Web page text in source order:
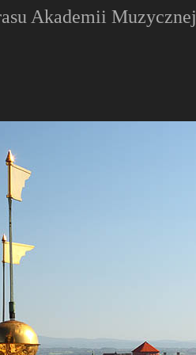
Akademii Muzycznej